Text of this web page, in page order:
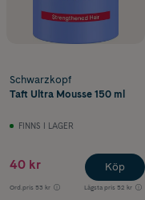
Schwarzkopf
Taft Ultra Mousse 150 ml
FINNS I LAGER
40 kr
Ord.pris 53 kr Lägsta pris 52 kr
Köp